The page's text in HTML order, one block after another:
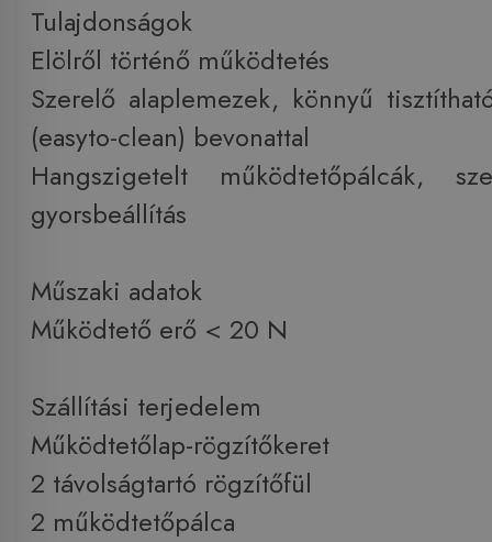
Tulajdonságok
Elölről történő működtetés
Szerelő alaplemezek, könnyű
(easyto-clean) bevonattal
Hangszigetelt működtetőpálcák,
gyorsbeállítás
Műszaki adatok
Működtető erő < 20 N
Szállítási terjedelem
Működtetőlap-rögzítőkeret
2 távolságtartó rögzítőfül
2 működtetőpálca